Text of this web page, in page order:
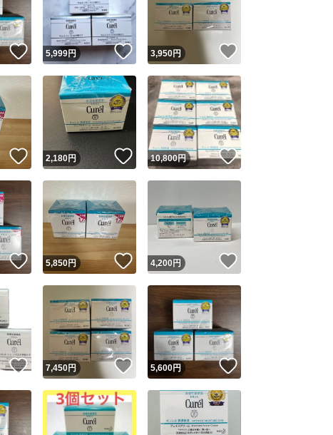
ユーザーの実績について
Yahoo!フリマが定めた一定の基準を満たしたユーザーにバッジを付
安心取引出品者
安心取引出品者 Yahoo!フリマの基準をクリアした安心・安全な
取引実績
取引実績◯+ このユーザーはYahoo!フリマの取引を完了させ
この商品の情報をコピーします
商品画像の 無断転載は禁止 されています
コピーは1商品につき1回 です
いいね！
5,999円 いいね！
3,950円
いいね！
2,180円 いいね！
10,800円 いいね！
いいね！
5,850円 いいね！
4,200円
いいね！
7,450円 いいね！
5,600円